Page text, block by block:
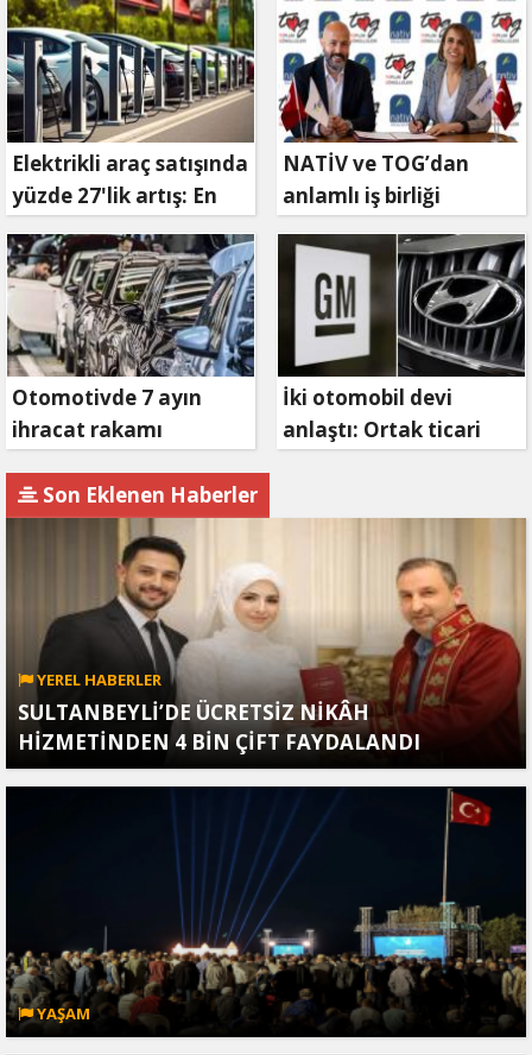
Elektrikli araç satışında
yüzde 27'lik artış: En
çok talep Çin'den
NATİV ve TOG’dan
anlamlı iş birliği
Otomotivde 7 ayın
ihracat rakamı
İki otomobil devi
anlaştı: Ortak ticari
Son Eklenen Haberler
YEREL HABERLER
SULTANBEYLİ’DE ÜCRETSİZ NİKÂH
HİZMETİNDEN 4 BİN ÇİFT FAYDALANDI
YAŞAM